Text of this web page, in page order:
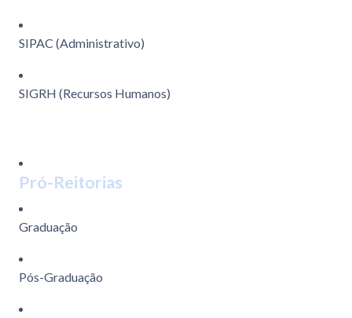
SIPAC (Administrativo)
SIGRH (Recursos Humanos)
Pró-Reitorias
Graduação
Pós-Graduação